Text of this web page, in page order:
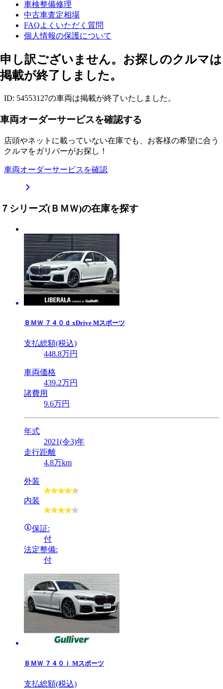
車検整備修理
中古車査定相場
FAQよくいただく質問
個人情報の保護について
申し訳ございません。お探しのクルマは
掲載が終了しました。
ID: 54553127の車両は掲載が終了いたしました。
車両オーダーサービスを確認する
店頭やネットに載っていない在庫でも、お客様の希望に合う
クルマをガリバーがお探し！
車両オーダーサービスを確認
７シリーズ(ＢＭＷ)の在庫を探す
ＢＭＷ ７４０ｄ xDrive Mスポーツ
支払総額(税込)
448.8万円
車両価格
439.2万円
諸費用
9.6万円
年式
2021(令3)年
走行距離
4.8万km
外装
内装
保証:
付
法定整備:
付
ＢＭＷ ７４０ｉ Mスポーツ
支払総額(税込)